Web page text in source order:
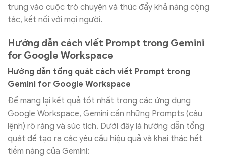
trung vào cuộc trò chuyện và thúc đẩy khả năng cộng
tác, kết nối với mọi người.
Hướng dẫn cách viết Prompt trong Gemini
for Google Workspace
Hướng dẫn tổng quát cách viết Prompt trong
Gemini for Google Workspace
Để mang lại kết quả tốt nhất trong các ứng dụng
Google Workspace, Gemini cần những Prompts (câu
lệnh) rõ ràng và súc tích. Dưới đây là hướng dẫn tổng
quát để tạo ra các yêu cầu hiệu quả và khai thác hết
tiềm năng của Gemini: